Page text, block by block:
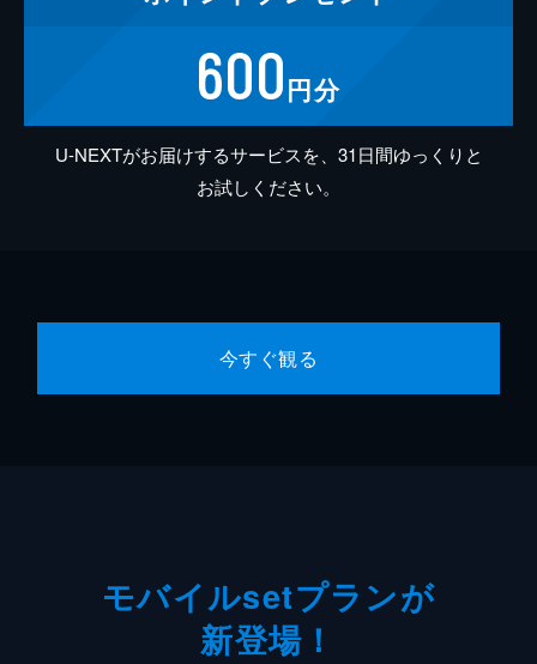
600円分
U-NEXTがお届けするサービスを、31日間ゆっくりと
お試しください。
今すぐ観る
モバイルsetプランが
新登場！